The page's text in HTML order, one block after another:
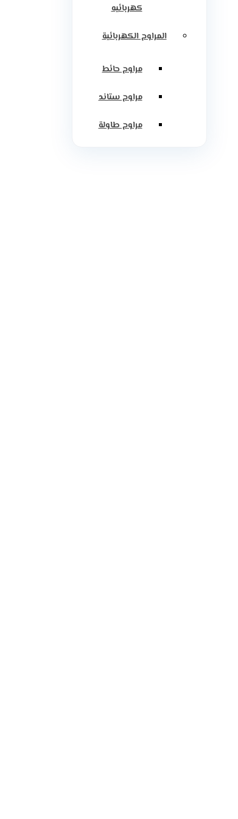
كهربائيه
المراوح الكهربائية
مراوح حائط
مراوح ستاند
مراوح طاولة